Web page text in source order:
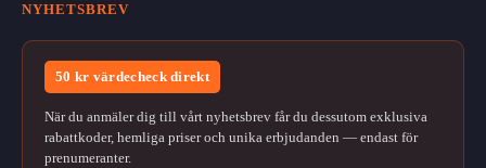
NYHETSBREV
50 kr värdecheck direkt
När du anmäler dig till vårt nyhetsbrev får du dessutom exklusiva
rabattkoder, hemliga priser och unika erbjudanden — endast för
prenumeranter.